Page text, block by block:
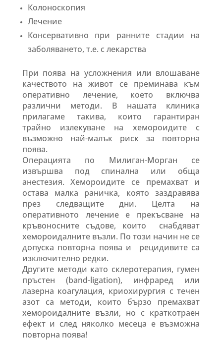
Колоноскопия
Лечение
Консервативно при ранните стадии на
заболяването, т.е. с лекарства
При поява на усложнения или влошаване
качеството на живот се преминава към
оперативно лечение, което включва
различни методи. В нашата клиника
прилагаме такива, които гарантиран
трайно излекуване на хемороидите с
възможно най-малък риск за повторна
поява.
Операцията по Милиган-Морган се
извършва под спинална или обща
анестезия. Хемороидите се премахват и
остава малка раничка, която заздравява
през следващите дни. Целта на
оперативното лечение е прекъсване на
кръвоносните съдове, които снабдяват
хемороидалните възли. По този начин не се
допуска повторна поява и рецидивите са
изключително редки.
Другите методи като склеротерапия, гумен
пръстен (band-ligation), инфраред или
лазерна коагулация, криохирургия с течен
азот са методи, които бързо премахват
хемороидалните възли, но с краткотраен
ефект и след няколко месеца е възможна
повторна поява!